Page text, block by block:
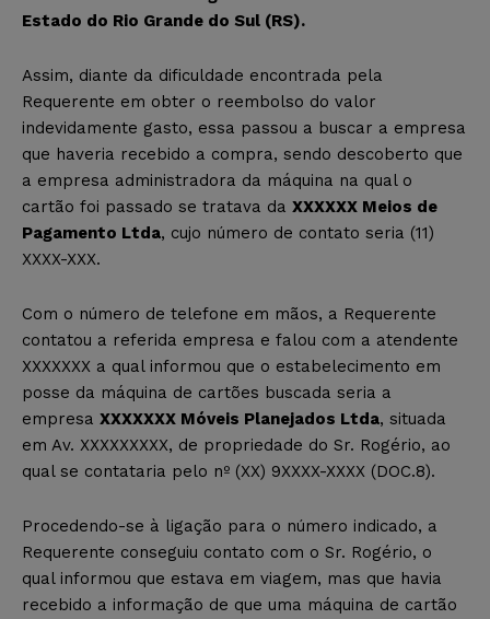
Estado do Rio Grande do Sul (RS).
Assim, diante da dificuldade encontrada pela
Requerente em obter o reembolso do valor
indevidamente gasto, essa passou a buscar a empresa
que haveria recebido a compra, sendo descoberto que
a empresa administradora da máquina na qual o
cartão foi passado se tratava da XXXXXX Meios de
Pagamento Ltda, cujo número de contato seria (11)
XXXX-XXX.
Com o número de telefone em mãos, a Requerente
contatou a referida empresa e falou com a atendente
XXXXXXX a qual informou que o estabelecimento em
posse da máquina de cartões buscada seria a
empresa XXXXXXX Móveis Planejados Ltda, situada
em Av. XXXXXXXXX, de propriedade do Sr. Rogério, ao
qual se contataria pelo nº (XX) 9XXXX-XXXX (DOC.8).
Procedendo-se à ligação para o número indicado, a
Requerente conseguiu contato com o Sr. Rogério, o
qual informou que estava em viagem, mas que havia
recebido a informação de que uma máquina de cartão